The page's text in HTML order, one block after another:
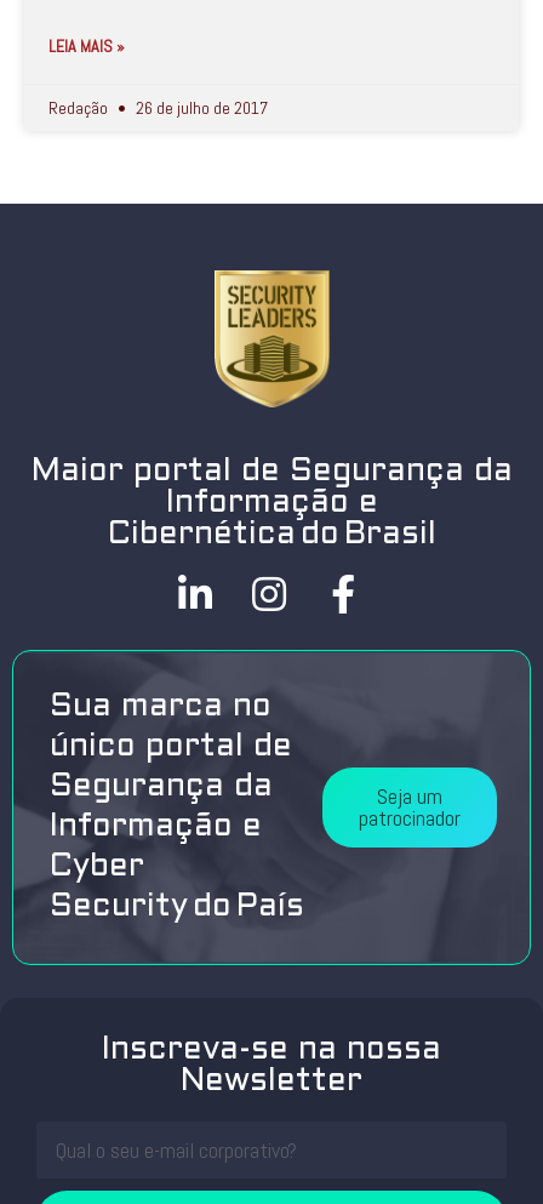
LEIA MAIS »
Redação 26 de julho de 2017
Maior portal de Segurança da
Informação e
Cibernética do Brasil
Sua marca no
único portal de
Segurança da
Informação e
Cyber
Security do País
Seja um
patrocinador
Inscreva-se na nossa
Newsletter